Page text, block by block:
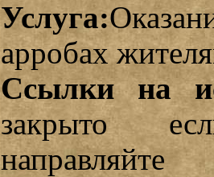
Услуга:
арробах
Ссылки на
закрыто